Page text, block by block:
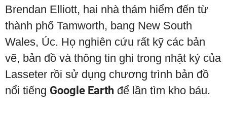
Brendan Elliott, hai nhà thám hiểm đến từ
thành phố Tamworth, bang New South
Wales, Úc. Họ nghiên cứu rất kỹ các bản
vẽ, bản đồ và thông tin ghi trong nhật ký của
Lasseter rồi sử dụng chương trình bản đồ
nổi tiếng Google Earth để lần tìm kho báu.